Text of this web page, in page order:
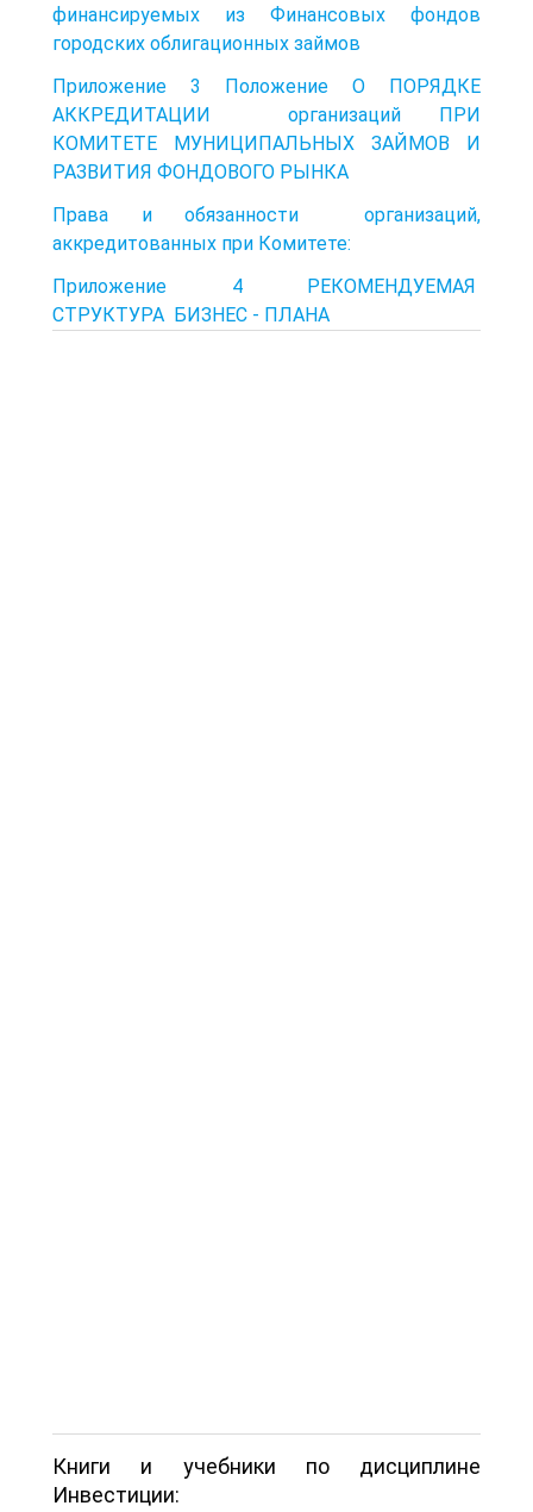
финансируемых из Финансовых фондов
городских облигационных займов
Приложение 3 Положение О ПОРЯДКЕ
АККРЕДИТАЦИИ организаций ПРИ
КОМИТЕТЕ МУНИЦИПАЛЬНЫХ ЗАЙМОВ И
РАЗВИТИЯ ФОНДОВОГО РЫНКА
Права и обязанности организаций,
аккредитованных при Комитете:
Приложение 4 РЕКОМЕНДУЕМАЯ
СТРУКТУРА БИЗНЕС - ПЛАНА
Книги и учебники по дисциплине
Инвестиции: